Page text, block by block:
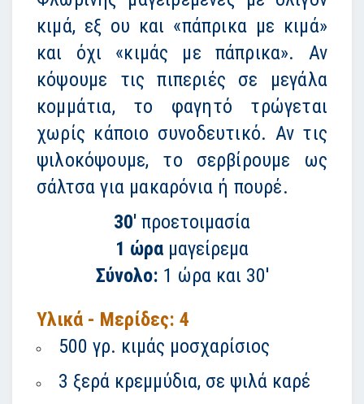
κιμά, εξ ου και «πάπρικα με κιμά»
και όχι «κιμάς με πάπρικα». Αν
κόψουμε τις πιπεριές σε μεγάλα
κομμάτια, το φαγητό τρώγεται
χωρίς κάποιο συνοδευτικό. Αν τις
ψιλοκόψουμε, το σερβίρουμε ως
σάλτσα για μακαρόνια ή πουρέ.
30' προετοιμασία
1 ώρα μαγείρεμα
Σύνολο: 1 ώρα και 30'
Υλικά - Μερίδες: 4
500 γρ. κιμάς μοσχαρίσιος
3 ξερά κρεμμύδια, σε ψιλά καρέ